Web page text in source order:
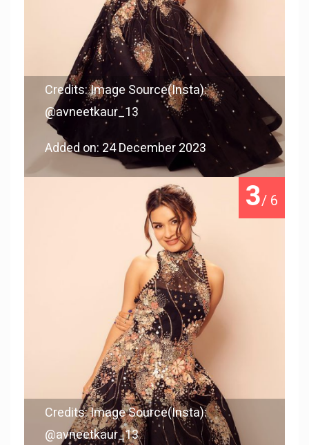
Credits: Image Source(Insta):
@avneetkaur_13
Added on: 24 December 2023
3/ 6
Credits: Image Source(Insta):
@avneetkaur_13